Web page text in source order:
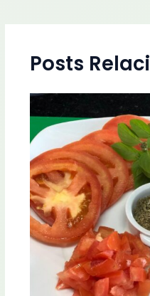
Posts